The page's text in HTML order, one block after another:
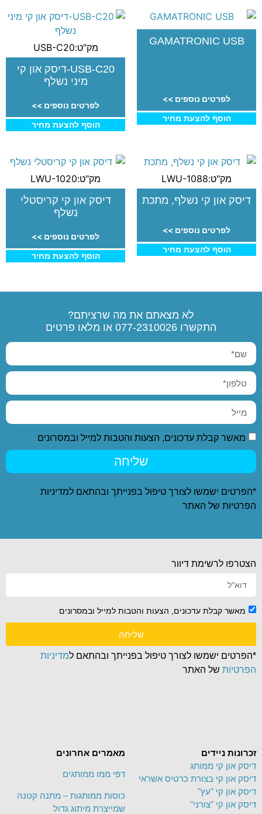
GAMATRONIC USB
לפרטים נוספים >>
הוסף להצעת מחיר
מק"ט:USB-C20
USB-C20-דיסק און קי
מיני נשלף
לפרטים נוספים >>
הוסף להצעת מחיר
מק"ט:LWU-1088
דיסק און קי נשלף, מתכת
לפרטים נוספים >>
הוסף להצעת מחיר
מק"ט:LWU-1020
דיסק און קי קריסטלי
נשלף
לפרטים נוספים >>
הוסף להצעת מחיר
לא מצאתם את מה שרציתם?
התקשרו 077-2310026 או מלאו פרטים
מאשר קבלת עדכונים, הצעות והטבות למייל ובמסרונים
שליחה
*הפרטים ישמשו לצורך טיפול בפנייתך ובהתאם למדיניות
הפרטיות של האתר
מאמרים אחרונים
דפי ממו ממותגים
כוסות ממותגות – מתנה קטנה
שמייצרת מיתוג גדול
זכרונות ניידים
דיסק און קי ממותג
דיסק און קי בצורת כרטיס אשראי
דיסק און קי "עץ"
דיסק און קי "צורני"
הצטרפו לרשימת דיוור
מאשר קבלת עדכונים, הצעות והטבות למייל ובמסרונים
שליחה
*הפרטים ישמשו לצורך טיפול בפנייתך ובהתאם למדיניות
הפרטיות של האתר